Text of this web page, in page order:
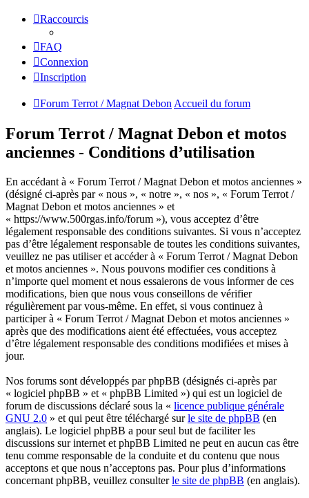
Raccourcis
FAQ
Connexion
Inscription
Forum Terrot / Magnat Debon Accueil du forum
Forum Terrot / Magnat Debon et motos
anciennes - Conditions d’utilisation
En accédant à « Forum Terrot / Magnat Debon et motos anciennes »
(désigné ci-après par « nous », « notre », « nos », « Forum Terrot /
Magnat Debon et motos anciennes » et
« https://www.500rgas.info/forum »), vous acceptez d’être
légalement responsable des conditions suivantes. Si vous n’acceptez
pas d’être légalement responsable de toutes les conditions suivantes,
veuillez ne pas utiliser et accéder à « Forum Terrot / Magnat Debon
et motos anciennes ». Nous pouvons modifier ces conditions à
n’importe quel moment et nous essaierons de vous informer de ces
modifications, bien que nous vous conseillons de vérifier
régulièrement par vous-même. En effet, si vous continuez à
participer à « Forum Terrot / Magnat Debon et motos anciennes »
après que des modifications aient été effectuées, vous acceptez
d’être légalement responsable des conditions modifiées et mises à
jour.
Nos forums sont développés par phpBB (désignés ci-après par
« logiciel phpBB » et « phpBB Limited ») qui est un logiciel de
forum de discussions déclaré sous la « licence publique générale
GNU 2.0 » et qui peut être téléchargé surle site de phpBB (en
anglais). Le logiciel phpBB a pour seul but de faciliter les
discussions sur internet et phpBB Limited ne peut en aucun cas être
tenu comme responsable de la conduite et du contenu que nous
acceptons et que nous n’acceptons pas. Pour plus d’informations
concernant phpBB, veuillez consulterle site de phpBB (en anglais).